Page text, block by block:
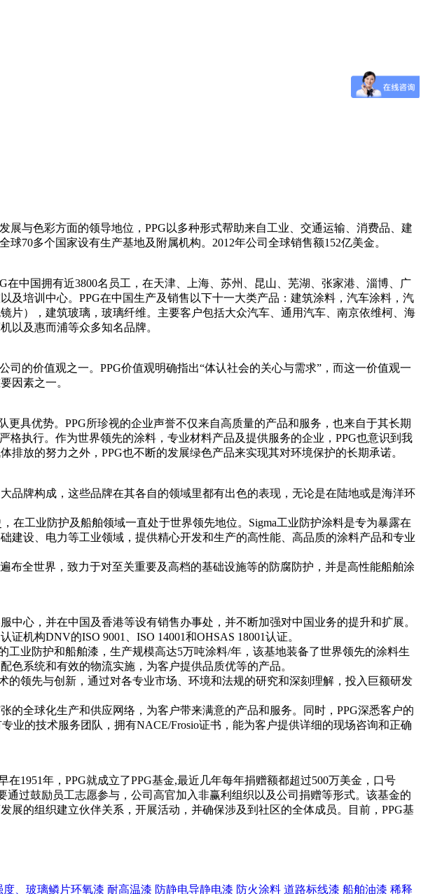
与色彩方面的领导地位，PPG以多种形式帮助来自工业、交通运输、消费品、建
70多个国家设有生产基地及附属机构。2012年公司全球销售额152亿美金。
中国拥有近3800名员工，在天津、上海、苏州、昆山、芜湖、张家港、淄博、广
培训中心。PPG在中国生产及销售以下十一大类产品：建筑涂料，汽车涂料，汽
片），建筑玻璃，玻璃纤维。主要客户包括大众汽车、通用汽车、南京依维柯、海
以及惠而浦等众多知名品牌。
的价值观之一。PPG价值观明确指出“体认社会的关心与需求”，而这一价值观一
因素之一。
具优势。PPG所珍视的企业声誉不仅来自高质量的产品和服务，也来自于其长期
执行。作为世界领先的涂料，专业材料产品及提供服务的企业，PPG也意识到我
放的努力之外，PPG也不断的发展绿色产品来实现其对环境保护的长期承诺。
品牌构成，这些品牌在其各自的领域里都有出色的表现，无论是在陆地或是海洋环
在工业防护及船舶领域一直处于世界领先地位。Sigma工业防护涂料是专为暴露在
建设、电力等工业领域，提供精心开发和生产的高性能、高品质的涂料产品和专业
布全世界，致力于对至关重要及高档的基础设施等的防腐防护，并是高性能船舶涂
心，并在中国及香港等设有销售办事处，并不断加强对中国业务的提升和扩展。
机构DNV的ISO 9001、ISO 14001和OHSAS 18001认证。
业防护和船舶漆，生产规模高达5万吨涂料/年，该基地装备了世界领先的涂料生
系统和有效的物流实施，为客户提供品质优等的产品。
的领先与创新，通过对各专业市场、环境和法规的研究和深刻理解，投入巨额研发
全球化生产和供应网络，为客户带来满意的产品和服务。同时，PPG深悉客户的
业的技术服务团队，拥有NACE/Frosio证书，能为客户提供详细的现场咨询和正确
1951年，PPG就成立了PPG基金,最近几年每年捐赠额都超过500万美金，口号
过鼓励员工志愿参与，公司高官加入非赢利组织以及公司捐赠等形式。该基金的
的组织建立伙伴关系，开展活动，并确保涉及到社区的全体成员。目前，PPG基
度、玻璃鳞片环氧漆 耐高温漆 防静电导静电漆 防火涂料 道路标线漆 船舶油漆 稀释